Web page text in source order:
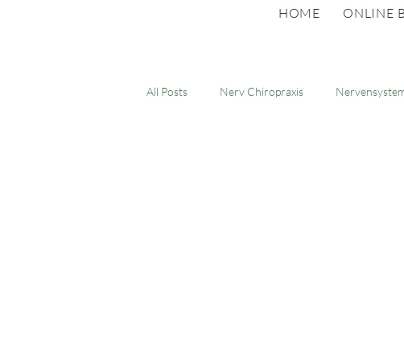
HOME ONLINE
All Posts Nerv Chiropraxis